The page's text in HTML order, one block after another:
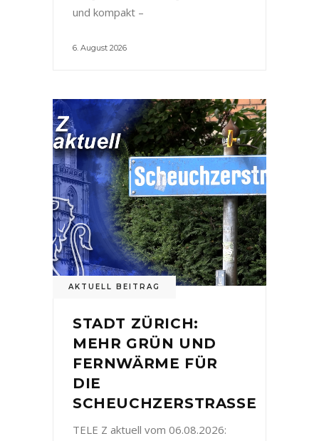
und kompakt –
6. August 2026
AKTUELL BEITRAG
STADT ZÜRICH:
MEHR GRÜN UND
FERNWÄRME FÜR
DIE
SCHEUCHZERSTRASSE
TELE Z aktuell vom 06.08.2026: